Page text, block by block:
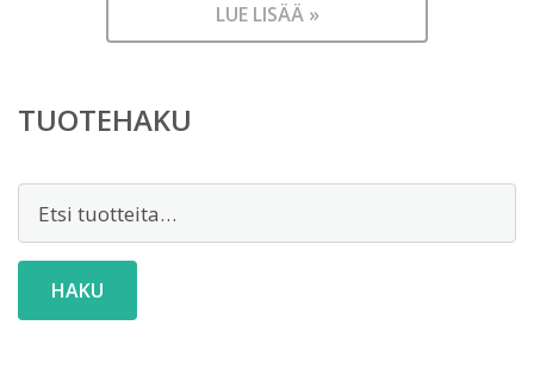
LUE LISÄÄ »
TUOTEHAKU
HAKU